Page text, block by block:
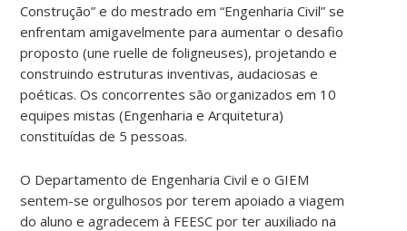
Construção” e do mestrado em “Engenharia Civil” se
enfrentam amigavelmente para aumentar o desafio
proposto (une ruelle de foligneuses), projetando e
construindo estruturas inventivas, audaciosas e
poéticas. Os concorrentes são organizados em 10
equipes mistas (Engenharia e Arquitetura)
constituídas de 5 pessoas.
O Departamento de Engenharia Civil e o GIEM
sentem-se orgulhosos por terem apoiado a viagem
do aluno e agradecem à FEESC por ter auxiliado na